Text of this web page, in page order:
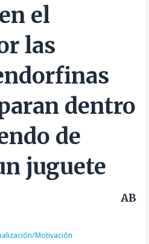
el
las
dentro
de
juguete
AB
Motivación